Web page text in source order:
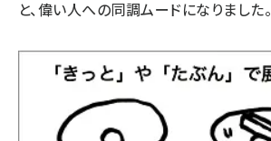
と、偉い人への同調ムードになりました。